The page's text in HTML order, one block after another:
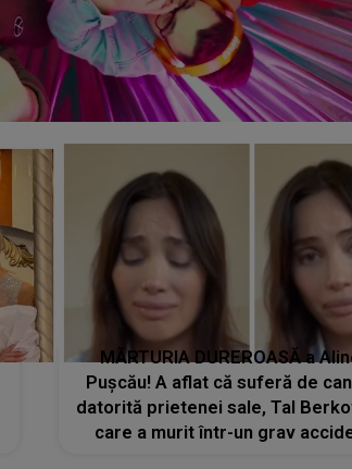
MĂRTURIA DUREROASĂ a
Pușcău! A aflat că suferă de
datorită prietenei sale, Tal
care a murit într-un grav